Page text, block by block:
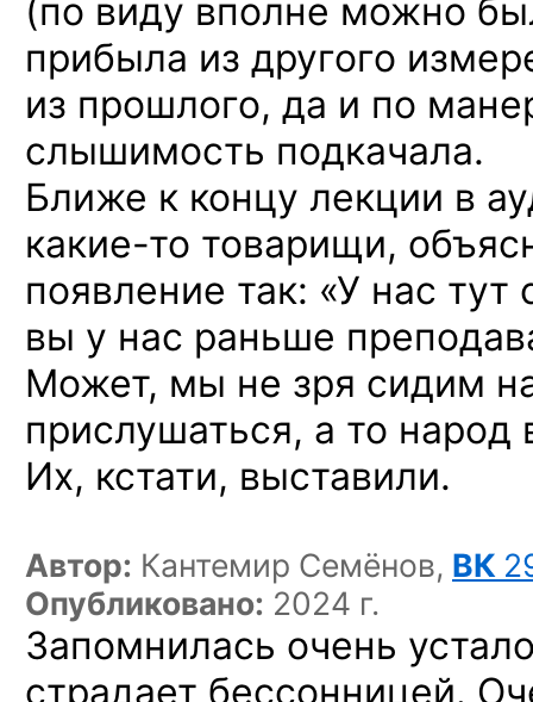
(по виду вполне можно
прибыла из другого
из прошлого, да и по
слышимость подкачала.
Ближе к концу лекции в
какие-то товарищи,
появление так: «У нас
вы у нас раньше
Может, мы не зря сидим
прислушаться, а то народ
Их, кстати, выставили.
Автор: Кантемир Семёнов, ВК
Опубликовано: 2024 г.
Запомнилась очень
страдает бессонницей.